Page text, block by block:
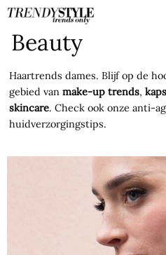
Skip
content
Beauty
Haartrends dames. Blijf op de
gebied van make-up trends,
skincare. Check ook onze anti-
huidverzorgingstips.